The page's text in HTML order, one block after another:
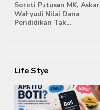
Soroti Putusan MK, Askar
Wahyudi Nilai Dana
Pendidikan Tak
Life Stye